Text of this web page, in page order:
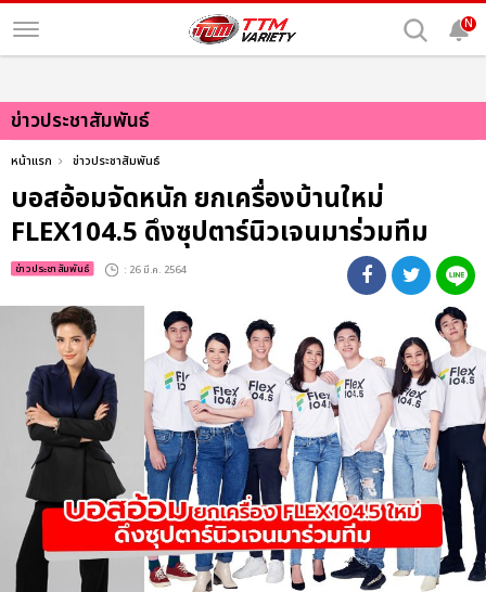
N
ข่าวประชาสัมพันธ์
หน้าแรก ข่าวประชาสัมพันธ์
บอสอ้อมจัดหนัก ยกเครื่องบ้านใหม่
FLEX104.5 ดึงซุปตาร์นิวเจนมาร่วมทีม
ข่าวประชาสัมพันธ์ : 26 มี.ค. 2564